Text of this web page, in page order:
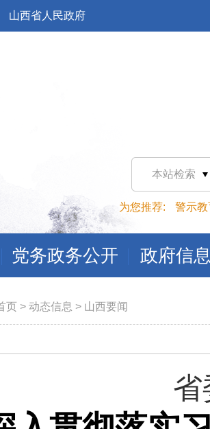
山西省人民政府
本站检索
为您推荐: 警示教
党务政务公开 政府信
页 > 动态信息 > 山西要闻
省